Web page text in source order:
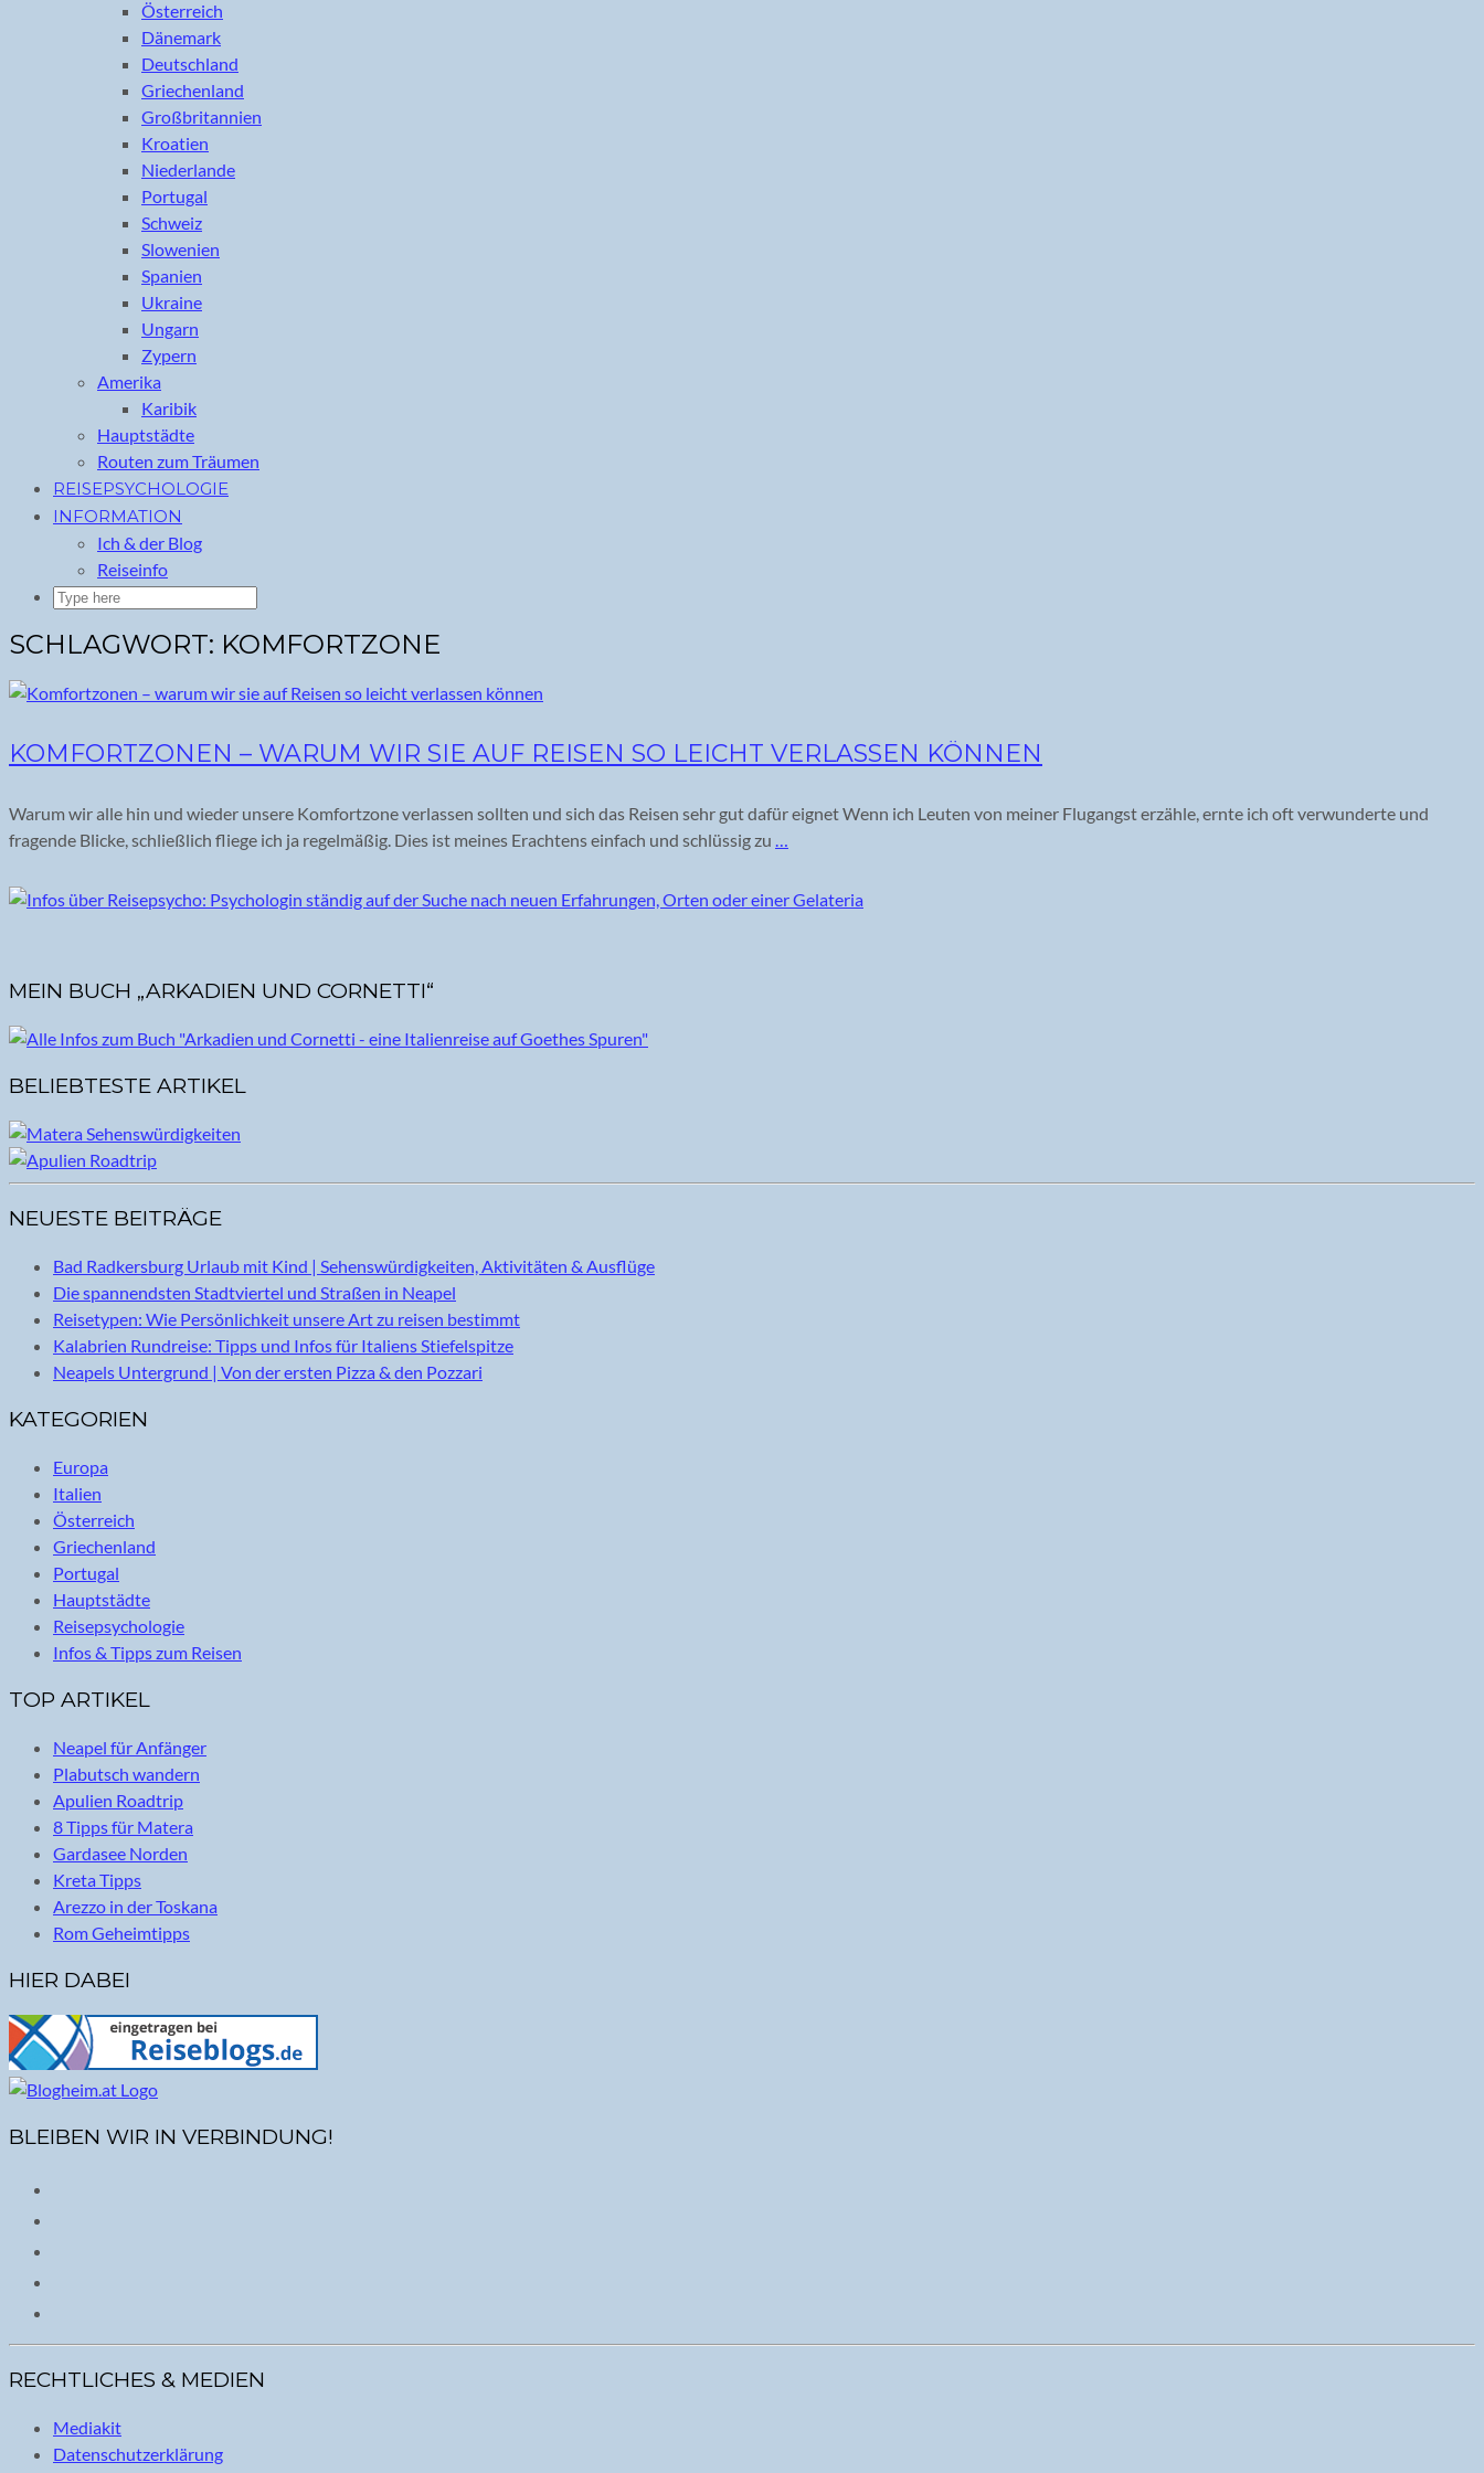
Österreich
Dänemark
Deutschland
Griechenland
Großbritannien
Kroatien
Niederlande
Portugal
Schweiz
Slowenien
Spanien
Ukraine
Ungarn
Zypern
Amerika
Karibik
Hauptstädte
Routen zum Träumen
REISEPSYCHOLOGIE
INFORMATION
Ich & der Blog
Reiseinfo
SCHLAGWORT: KOMFORTZONE
KOMFORTZONEN – WARUM WIR SIE AUF REISEN SO LEICHT VERLASSEN KÖNNEN
Warum wir alle hin und wieder unsere Komfortzone verlassen sollten und sich das Reisen sehr gut dafür eignet Wenn ich Leuten von meiner Flugangst erzähle, ernte ich oft verwunderte und
fragende Blicke, schließlich fliege ich ja regelmäßig. Dies ist meines Erachtens einfach und schlüssig zu
MEIN BUCH „ARKADIEN UND CORNETTI“
BELIEBTESTE ARTIKEL
NEUESTE BEITRÄGE
Bad Radkersburg Urlaub mit Kind | Sehenswürdigkeiten, Aktivitäten & Ausflüge
Die spannendsten Stadtviertel und Straßen in Neapel
Reisetypen: Wie Persönlichkeit unsere Art zu reisen bestimmt
Kalabrien Rundreise: Tipps und Infos für Italiens Stiefelspitze
Neapels Untergrund | Von der ersten Pizza & den Pozzari
KATEGORIEN
Europa
Italien
Österreich
Griechenland
Portugal
Hauptstädte
Reisepsychologie
Infos & Tipps zum Reisen
TOP ARTIKEL
Neapel für Anfänger
Plabutsch wandern
Apulien Roadtrip
8 Tipps für Matera
Gardasee Norden
Kreta Tipps
Arezzo in der Toskana
Rom Geheimtipps
HIER DABEI
BLEIBEN WIR IN VERBINDUNG!
RECHTLICHES & MEDIEN
Mediakit
Datenschutzerklärung